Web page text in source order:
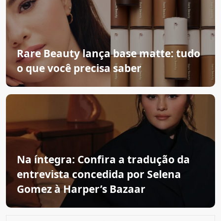
Rare Beauty lança base matte: tudo
o que você precisa saber
Na íntegra: Confira a tradução da
entrevista concedida por Selena
Gomez à Harper’s Bazaar